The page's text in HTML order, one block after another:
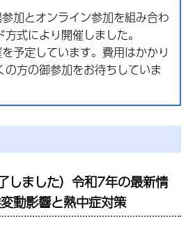
加とオンライン参加を組み合わ
式により開催しました。
予定しています。費用はかかり
の方の御参加をお待ちしていま
しました）令和7年の最新情
動影響と熱中症対策